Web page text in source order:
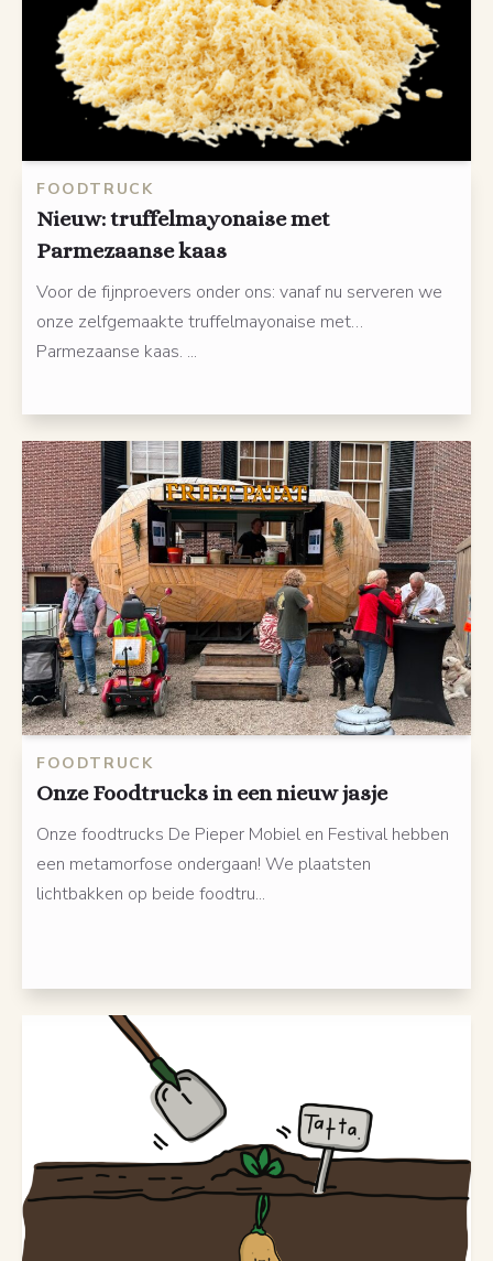
FOODTRUCK
Nieuw: truffelmayonaise met
Parmezaanse kaas
Voor de fijnproevers onder ons: vanaf nu serveren we
onze zelfgemaakte truffelmayonaise met…
Parmezaanse kaas. ...
FOODTRUCK
Onze Foodtrucks in een nieuw jasje
Onze foodtrucks De Pieper Mobiel en Festival hebben
een metamorfose ondergaan! We plaatsten
lichtbakken op beide foodtru...